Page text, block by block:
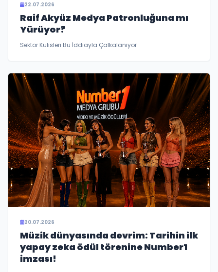
22.07.2026
Raif Akyüz Medya Patronluğuna mı
Yürüyor?
Sektör Kulisleri Bu İddiayla Çalkalanıyor
20.07.2026
Müzik dünyasında devrim: Tarihin ilk
yapay zeka ödül törenine Number1
imzası!